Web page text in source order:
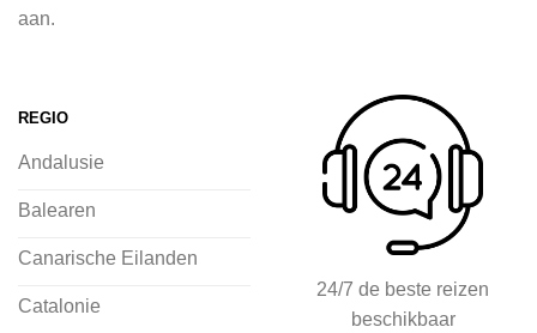
vliegvakantie zoeken en boeken bij
2Spanje.nl, met een team dat altijd
klaarstaat om eventuele vragen te
beantwoorden en ervoor te zorgen dat
jij met een gerust hart op vakantie kunt
aan.
REGIO
Andalusie
Balearen
Canarische Eilanden
Catalonie
24/7 de beste reizen
beschikbaar